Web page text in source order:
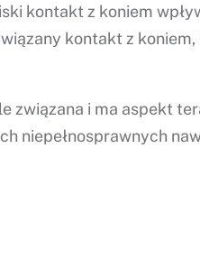
kontakt z koniem
kontakt z
związana i ma aspekt
niepełnosprawnych